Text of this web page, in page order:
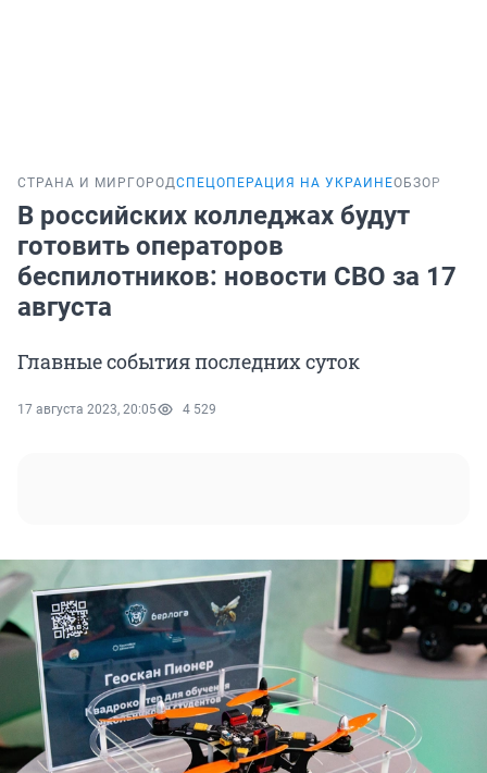
СТРАНА И МИР ГОРОДСПЕЦОПЕРАЦИЯ НА УКРАИНЕОБЗОР
В российских колледжах будут
готовить операторов
беспилотников: новости СВО за 17
августа
Главные события последних суток
17 августа 2023, 20:05 4 529